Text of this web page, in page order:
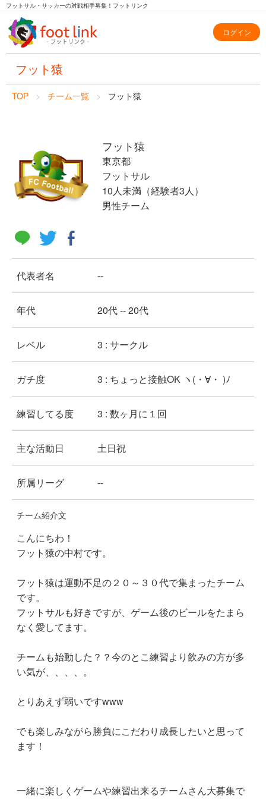
フットサル・サッカーの対戦相手募集！フットリンク
ログイン
フット猿
TOP チーム一覧 フット猿
フット猿
東京都
フットサル
10人未満（経験者3人）
男性チーム
代表者名 --
年代 20代 -- 20代
レベル 3 : サークル
ガチ度 3 : ちょっと接触OK ヽ(・∀・ )ﾉ
練習してる度 3 : 数ヶ月に１回
主な活動日 土日祝
所属リーグ --
チーム紹介文
こんにちわ！
フット猿の中村です。
フット猿は運動不足の２０～３０代で集まったチーム
です。
フットサルも好きですが、ゲーム後のビールをたまら
なく愛してます。
チームも始動した？？今のとこ練習より飲みの方が多
い気が、、、、。
とりあえず弱いですwww
でも楽しみながら勝負にこだわり成長したいと思って
ます！
一緒に楽しくゲームや練習出来るチームさん大募集で